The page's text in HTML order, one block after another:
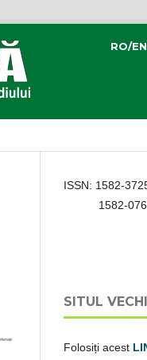
RO/EN
ISSN: 1582-
1582-0769
SITUL VECHI
Folosiți acest